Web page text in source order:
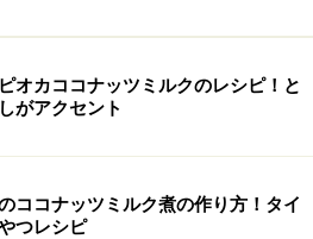
りにする
切りにします。石臼があれば、
く、手軽なのでおすすめです。
ではなく、イケアのスパイス用
オカココナッツミルクのレシピ！と
がアクセント
ココナッツミルク煮の作り方！タイ
つレシピ